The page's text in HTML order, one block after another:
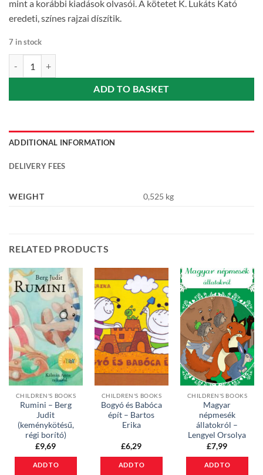
mint a korábbi kiadások olvasói. A kötetet K. Lukáts Kató
eredeti, színes rajzai díszítik.
7 in stock
ADD TO BASKET
ADDITIONAL INFORMATION
DELIVERY FEES
WEIGHT 0,525 kg
RELATED PRODUCTS
CHILDREN'S BOOKS
Rumini – Berg
Judit
(keménykötésű,
régi borító)
£9,69
ADD TO
CHILDREN'S BOOKS
Bogyó és Babóca
épít – Bartos
Erika
£6,29
ADD TO
CHILDREN'S BOOKS
Magyar
népmesék
állatokról –
Lengyel Orsolya
£7,99
ADD TO